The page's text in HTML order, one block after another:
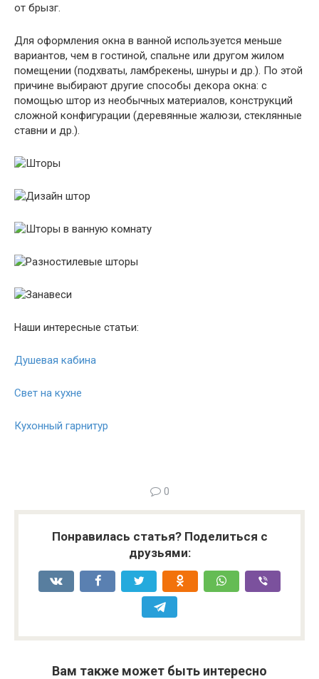
от брызг.
Для оформления окна в ванной используется меньше
вариантов, чем в гостиной, спальне или другом жилом
помещении (подхваты, ламбрекены, шнуры и др.). По этой
причине выбирают другие способы декора окна: с
помощью штор из необычных материалов, конструкций
сложной конфигурации (деревянные жалюзи, стеклянные
ставни и др.).
Наши интересные статьи:
Душевая кабина
Свет на кухне
Кухонный гарнитур
0
Понравилась статья? Поделиться с
друзьями:
Вам также может быть интересно